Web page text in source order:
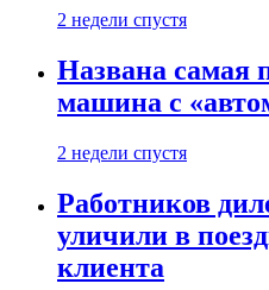
2 недели спустя
Названа самая
машина с
2 недели спустя
Работников
уличили в
клиента